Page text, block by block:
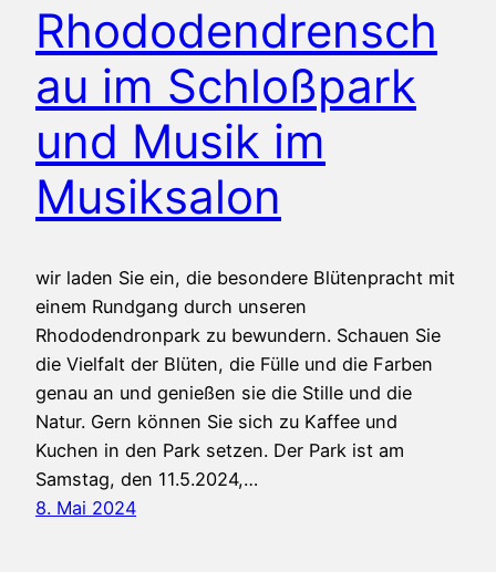
Rhododendrensch
au im Schloßpark
und Musik im
Musiksalon
wir laden Sie ein, die besondere Blütenpracht mit
einem Rundgang durch unseren
Rhododendronpark zu bewundern. Schauen Sie
die Vielfalt der Blüten, die Fülle und die Farben
genau an und genießen sie die Stille und die
Natur. Gern können Sie sich zu Kaffee und
Kuchen in den Park setzen. Der Park ist am
Samstag, den 11.5.2024,…
8. Mai 2024